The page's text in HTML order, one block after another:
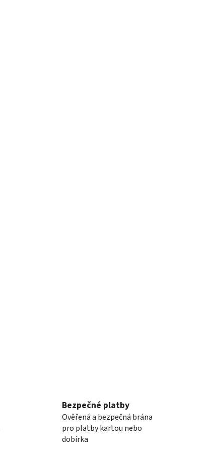
Bezpečné platby
Ověřená a bezpečná brána
pro platby kartou nebo
dobírka